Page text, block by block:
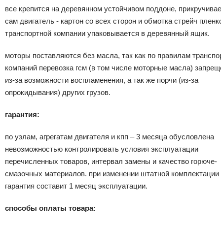
все крепится на деревянном устойчивом поддоне,
сам двигатель - картон со всех сторон и обмотка стрейч
транспортной компании упаковывается в деревянный ящик.
моторы поставляются без масла, так как по правилам
компаний перевозка гсм (в том числе моторные масла)
из-за возможности воспламенения, а так же порчи (из-за
опрокидывания) других грузов.
гарантия:
по узлам, агрегатам двигателя и кпп – 3 месяца обусловлена
невозможностью контролировать условия эксплуатации
перечисленных товаров, интервал замены и качество горюче-
смазочных материалов. при изменении штатной комплектации
гарантия составит 1 месяц эксплуатации.
способы оплаты товара: